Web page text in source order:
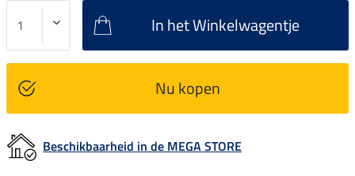
In het Winkelwagentje
Nu kopen
Beschikbaarheid in de MEGA STORE